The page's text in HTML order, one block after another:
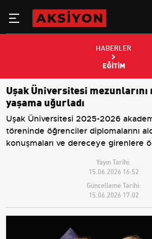
HABERLER
EĞITIM
Uşak Üniversitesi
yaşama uğurladı
Uşak Üniversitesi 2025-2026
töreninde öğrenciler diplomalarını
konuşmaları ve dereceye girenlere
Yayın Tarihi:
15.06.2026 16:52
Güncelleme Tarihi:
15.06.2026 17:02